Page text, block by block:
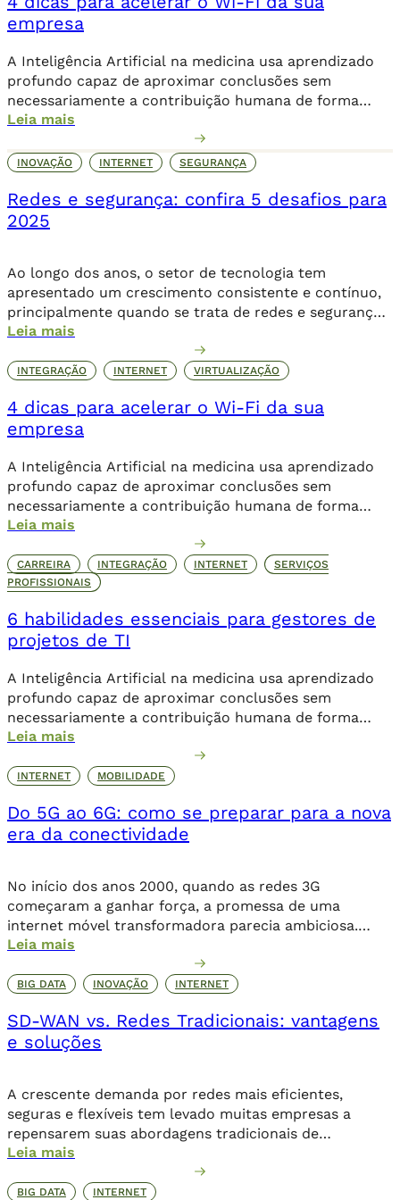
a […]
empresa
A Inteligência Artificial na medicina usa aprendizado
profundo capaz de aproximar conclusões sem
necessariamente a contribuição humana de forma
direta.
Leia mais
INOVAÇÃO INTERNET SEGURANÇA
Redes e segurança: confira 5 desafios para
2025
Ao longo dos anos, o setor de tecnologia tem
apresentado um crescimento consistente e contínuo,
principalmente quando se trata de redes e segurança,
dois principais pilares da infraestrutura. Estudos
apontam que, até 2028, 91% dos líderes da área
pretendem expandir seus investimentos em TI, mais da
a […]
Leia mais
INTEGRAÇÃO INTERNET VIRTUALIZAÇÃO
4 dicas para acelerar o Wi-Fi da sua
empresa
A Inteligência Artificial na medicina usa aprendizado
profundo capaz de aproximar conclusões sem
necessariamente a contribuição humana de forma
direta.
Leia mais
CARREIRA INTEGRAÇÃO INTERNET
SERVIÇOS
PROFISSIONAIS
6 habilidades essenciais para gestores de
projetos de TI
A Inteligência Artificial na medicina usa aprendizado
profundo capaz de aproximar conclusões sem
necessariamente a contribuição humana de forma
direta.
Leia mais
INTERNET MOBILIDADE
Do 5G ao 6G: como se preparar para a nova
era da conectividade
No início dos anos 2000, quando as redes 3G
começaram a ganhar força, a promessa de uma
internet móvel transformadora parecia ambiciosa.
Logo, o 4G levou essa revolução a novos patamares,
possibilitando o streaming de vídeos, a popularização
de aplicativos e a expansão do e-commerce. Agora,
Leia mais
BIG DATA INOVAÇÃO INTERNET
SD-WAN vs. Redes Tradicionais: vantagens
e soluções
A crescente demanda por redes mais eficientes,
seguras e flexíveis tem levado muitas empresas a
repensarem suas abordagens tradicionais de
conectividade. Nesse cenário, a SD-WAN (Software-
Defined Wide Area Network) surge como uma solução
inovadora e estratégica. Diferente das redes
Leia mais
BIG DATA INTERNET